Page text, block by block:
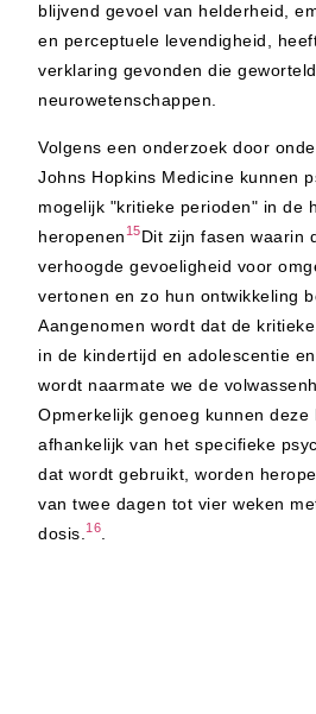
blijvend gevoel van helderheid,
en perceptuele levendigheid,
verklaring gevonden die
neurowetenschappen.
Volgens een onderzoek door
Johns Hopkins Medicine kunnen
mogelijk "kritieke perioden" in de
heropenen 15Dit zijn fasen waarin
verhoogde gevoeligheid voor
vertonen en zo hun ontwikkeling
Aangenomen wordt dat de
in de kindertijd en adolescentie
wordt naarmate we de
Opmerkelijk genoeg kunnen deze
afhankelijk van het specifieke
dat wordt gebruikt, worden
van twee dagen tot vier weken
dosis.16